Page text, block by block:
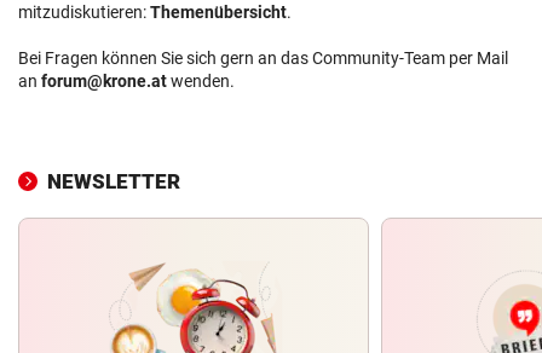
mitzudiskutieren:Themenübersicht.
Bei Fragen können Sie sich gern an das Community-Team per Mail
an forum@krone.atwenden.
NEWSLETTER